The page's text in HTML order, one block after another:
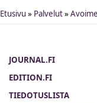
Etusivu» Palvelut»
JOURNAL.FI
EDITION.FI
TIEDOTUSLISTA